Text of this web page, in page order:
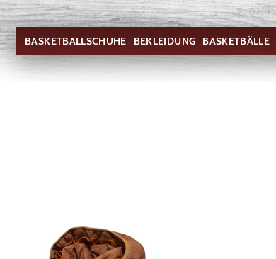
BASKETBALLSCHUHE BEKLEIDUNG BASKETBÄLLE